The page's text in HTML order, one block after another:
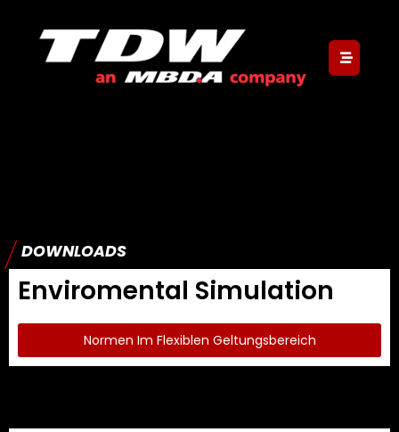
/ DOWNLOADS
Enviromental Simulation
Normen Im Flexiblen Geltungsbereich